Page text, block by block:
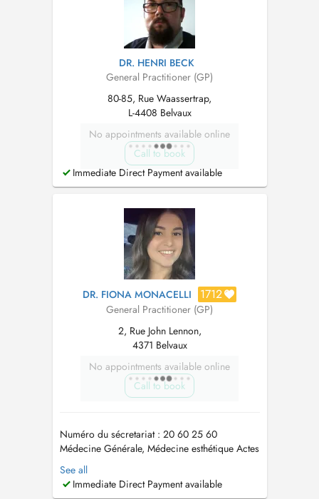
DR. HENRI BECK
General Practitioner (GP)
80-85, Rue Waassertrap,
L-4408 Belvaux
No appointments available online
Call to book
Immediate Direct Payment available
DR. FIONA MONACELLI 1712
General Practitioner (GP)
2, Rue John Lennon,
4371 Belvaux
No appointments available online
Call to book
Numéro du sécretariat : 20 60 25 60
Médecine Générale, Médecine esthétique Actes
de médecine esthétique proposés: - injection
de toxine botulique (« Botox ») - injection
dacide hyaluronique (prochainement) -
See all
Immediate Direct Payment available